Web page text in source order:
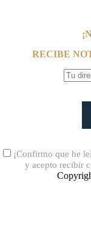
RECIBE
¡Confirmo que he
y acepto recibir